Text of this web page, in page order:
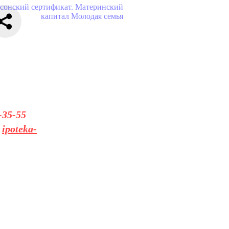
сертификат. Материнский
капитал Молодая семья
55
ipoteka-